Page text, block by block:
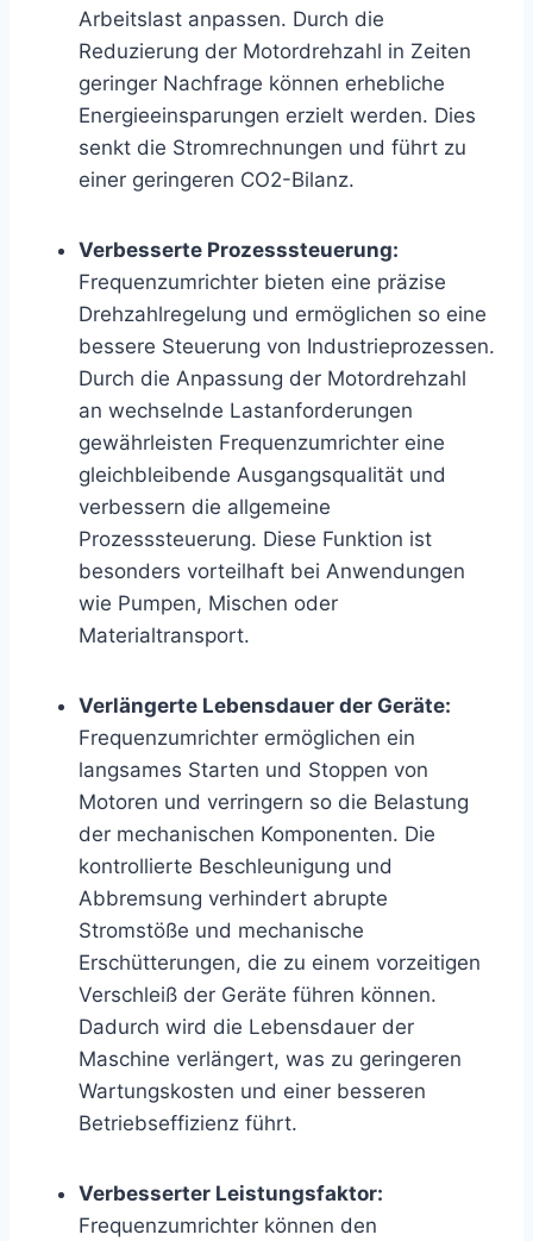
Arbeitslast anpassen. Durch die
Reduzierung der Motordrehzahl in Zeiten
geringer Nachfrage können erhebliche
Energieeinsparungen erzielt werden. Dies
senkt die Stromrechnungen und führt zu
einer geringeren CO2-Bilanz.
Verbesserte Prozesssteuerung:
Frequenzumrichter bieten eine präzise
Drehzahlregelung und ermöglichen so eine
bessere Steuerung von Industrieprozessen.
Durch die Anpassung der Motordrehzahl
an wechselnde Lastanforderungen
gewährleisten Frequenzumrichter eine
gleichbleibende Ausgangsqualität und
verbessern die allgemeine
Prozesssteuerung. Diese Funktion ist
besonders vorteilhaft bei Anwendungen
wie Pumpen, Mischen oder
Materialtransport.
Verlängerte Lebensdauer der Geräte:
Frequenzumrichter ermöglichen ein
langsames Starten und Stoppen von
Motoren und verringern so die Belastung
der mechanischen Komponenten. Die
kontrollierte Beschleunigung und
Abbremsung verhindert abrupte
Stromstöße und mechanische
Erschütterungen, die zu einem vorzeitigen
Verschleiß der Geräte führen können.
Dadurch wird die Lebensdauer der
Maschine verlängert, was zu geringeren
Wartungskosten und einer besseren
Betriebseffizienz führt.
Verbesserter Leistungsfaktor:
Frequenzumrichter können den